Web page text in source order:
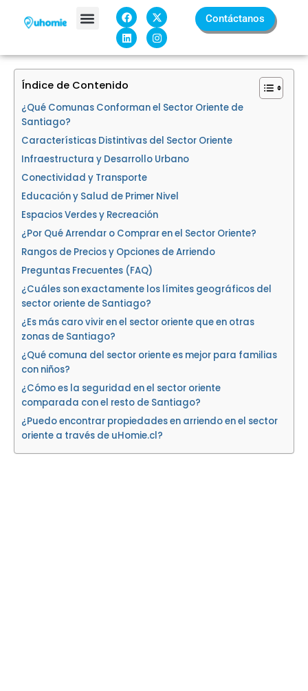
F
a
c
e
b
o
o
k
X
-
t
w
i
t
t
L
i
n
k
e
d
i
n
I
n
s
t
a
g
r
Contáctanos
Índice de Contenido
¿Qué Comunas Conforman el Sector Oriente de
Santiago?
Características Distintivas del Sector Oriente
Infraestructura y Desarrollo Urbano
Conectividad y Transporte
Educación y Salud de Primer Nivel
Espacios Verdes y Recreación
¿Por Qué Arrendar o Comprar en el Sector Oriente?
Rangos de Precios y Opciones de Arriendo
Preguntas Frecuentes (FAQ)
¿Cuáles son exactamente los límites geográficos del
sector oriente de Santiago?
¿Es más caro vivir en el sector oriente que en otras
zonas de Santiago?
¿Qué comuna del sector oriente es mejor para familias
con niños?
¿Cómo es la seguridad en el sector oriente
comparada con el resto de Santiago?
¿Puedo encontrar propiedades en arriendo en el sector
oriente a través de uHomie.cl?